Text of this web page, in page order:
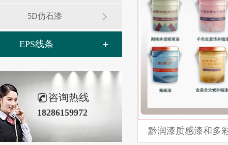
5D仿石漆
EPS线条
咨询热线
18286159972
黔润漆质感漆和多